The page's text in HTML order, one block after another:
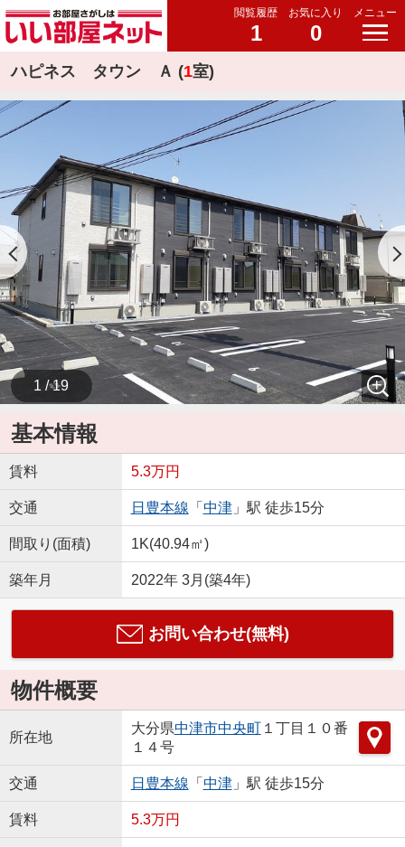
閲覧履歴
1
お気に入り
0
メニュー
ハピネス タウン Ａ (1室)
1 / 19
基本情報
賃料 5.3万円
交通 日豊本線 「 中津」駅 徒歩15分
間取り(面積) 1K(40.94㎡)
築年月 2022年 3月(築4年)
お問い合わせ(無料)
物件概要
所在地
大分県中津市中央町１丁目１０番
１４号
交通 日豊本線 「 中津」駅 徒歩15分
賃料 5.3万円